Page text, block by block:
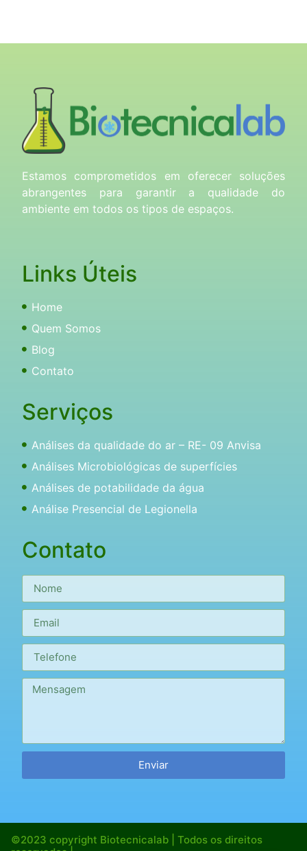
Estamos comprometidos em oferecer soluções
abrangentes para garantir a qualidade do
ambiente em todos os tipos de espaços.
Links Úteis
Home
Quem Somos
Blog
Contato
Serviços
Análises da qualidade do ar – RE- 09 Anvisa
Análises Microbiológicas de superfícies
Análises de potabilidade da água
Análise Presencial de Legionella
Contato
Enviar
©2023 copyright Biotecnicalab | Todos os direitos